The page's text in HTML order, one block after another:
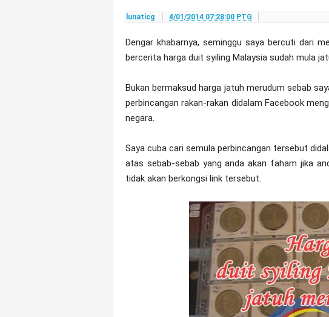
lunaticg 4/01/2014 07:28:00 PTG
Dengar khabarnya, seminggu saya bercuti dari
bercerita harga duit syiling Malaysia sudah mula
Bukan bermaksud harga jatuh merudum sebab
perbincangan rakan-rakan didalam Facebook
negara.
Saya cuba cari semula perbincangan tersebut
atas sebab-sebab yang anda akan faham jika
tidak akan berkongsi link tersebut.